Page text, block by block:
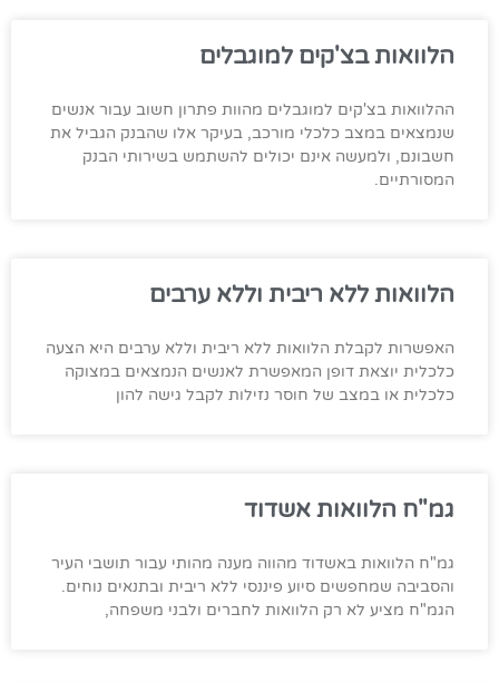
הלוואות בצ'קים למוגבלים
ההלוואות בצ'קים למוגבלים מהוות פתרון חשוב עבור אנשים
שנמצאים במצב כלכלי מורכב, בעיקר אלו שהבנק הגביל את
חשבונם, ולמעשה אינם יכולים להשתמש בשירותי הבנק
המסורתיים.
הלוואות ללא ריבית וללא ערבים
האפשרות לקבלת הלוואות ללא ריבית וללא ערבים היא הצעה
כלכלית יוצאת דופן המאפשרת לאנשים הנמצאים במצוקה
כלכלית או במצב של חוסר נזילות לקבל גישה להון
גמ"ח הלוואות אשדוד
גמ"ח הלוואות באשדוד מהווה מענה מהותי עבור תושבי העיר
והסביבה שמחפשים סיוע פיננסי ללא ריבית ובתנאים נוחים.
הגמ"ח מציע לא רק הלוואות לחברים ולבני משפחה,